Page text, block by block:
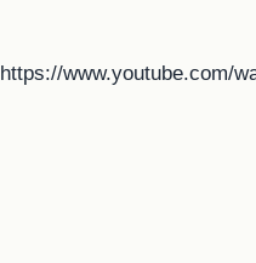
https://www.youtube.com/